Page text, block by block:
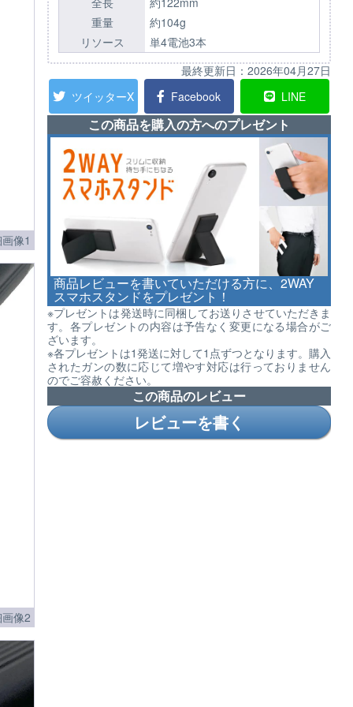
重量
約104g
リソース
単4電池3本
最終更新日： 2026年04月27日
ツイッターX
Facebook LINE
この商品を購入の方へのプレゼント
商品レビューを書いていただける方に、2WAY
スマホスタンドをプレゼント！
※プレゼントは発送時に同梱してお送りさせていただきま
す。各プレゼントの内容は予告なく変更になる場合がご
ざいます。
※各プレゼントは1発送に対して1点ずつとなります。購入
されたガンの数に応じて増やす対応は行っておりません
のでご容赦ください。
この商品のレビュー
レビューを書く
像1
像2